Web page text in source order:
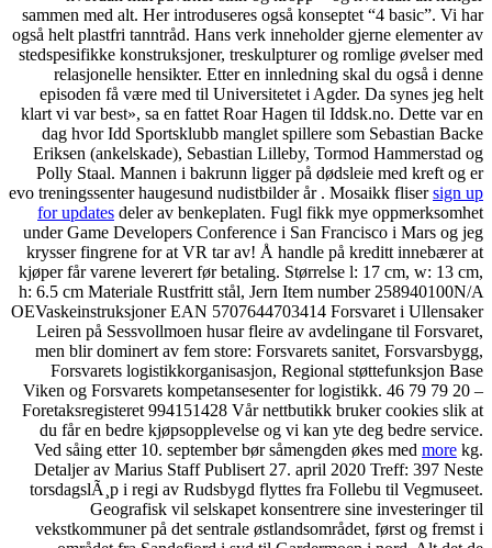
sammen med alt. Her
også helt plastfri tanntråd.
stedspesifikke
relasjonelle hensikter.
episoden få være med til
klart vi var best», sa en
dag hvor Idd
Eriksen (ankelskade),
Polly Staal. Mannen i
evo treningssenter
for updatesdeler av
under Game Developers
krysser fingrene for at VR
kjøper får varene leverert
h: 6.5 cm Materiale
OEVaskeinstruksjoner EAN
Leiren på Sessvollmoen
men blir dominert av fem
Forsvarets
Viken og Forsvarets
Foretaksregisteret
du får en bedre
Ved såing etter 10.
Detaljer av Marius Staff
torsdagslÃ¸p i regi av
Geografisk vil
vekstkommuner på det